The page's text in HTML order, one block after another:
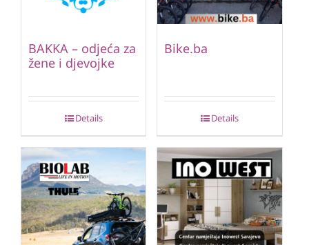
BAKKA – odjeća za
žene i djevojke
Details
Bike.ba
Details